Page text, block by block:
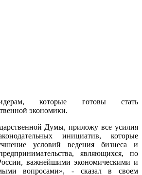
лидерам, которые готовы стать
экономики.
Думы, приложу все усилия
инициатив, которые
условий ведения бизнеса и
являющихся, по
важнейшими экономическими и
вопросами», - сказал в своем